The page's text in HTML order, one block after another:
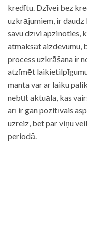
kredītu. Dzīvei bez
uzkrājumiem, ir
savu dzīvi apzinoties,
atmaksāt aizdevumu,
process uzkrāšana ir
atzīmēt
manta var ar laiku
nebūt aktuāla, kas
arī ir gan pozitīvais
uzreiz, bet par viņu
periodā.